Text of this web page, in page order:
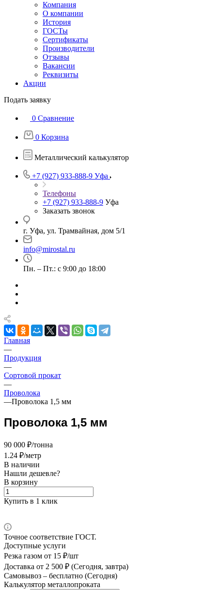
Компания
О компании
История
ГОСТы
Сертификаты
Производители
Отзывы
Вакансии
Реквизиты
Акции
Подать заявку
0 Сравнение
0 Корзина
Металлический калькулятор
+7 (927) 933-888-9 Уфа
Телефоны
+7 (927) 933-888-9 Уфа
Заказать звонок
г. Уфа, ул. Трамвайная, дом 5/1
info@mirostal.ru
Пн. – Пт.: с 9:00 до 18:00
Главная
—
Продукция
—
Сортовой прокат
—
Проволока
—Проволока 1,5 мм
Проволока 1,5 мм
90 000 ₽/тонна
1.24 ₽/метр
В наличии
Нашли дешевле?
В корзину
Купить в 1 клик
Точное соответствие ГОСТ.
Доступные услуги
Резка газом от 15 ₽/шт
Доставка от 2 500 ₽ (Сегодня, завтра)
Самовывоз – бесплатно (Сегодня)
Калькулятор металлопроката